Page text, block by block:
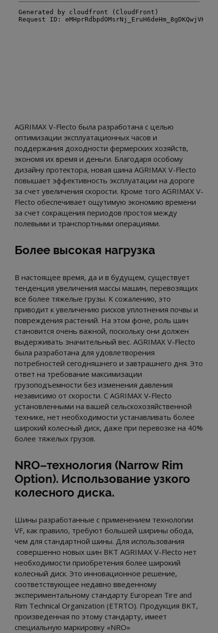
AGRIMAX V-Flecto была разработана с целью
оптимизации эксплуатационных часов и
поддержания доходности фермерских хозяйств,
экономя их время и деньги. Благодаря особому
дизайну протектора, новая шина AGRIMAX V-Flecto
повышает эффективность эксплуатации на дороге
за счет увеличения скорости. Кроме того AGRIMAX V-
Flecto обеспечивает ощутимую экономию времени
за счет сокращения периодов простоя между
полевыми и транспортными операциями.
Более высокая нагрузка
В настоящее время, да и в будущем, существует
тенденция увеличения массы машин, перевозящих
все более тяжелые грузы. К сожалению, это
приводит к увеличению рисков уплотнения почвы и
повреждения растений. На этом фоне, роль шин
становится очень важной, поскольку они должен
выдерживать значительный вес. AGRIMAX V-Flecto
была разработана для удовлетворения
потребностей сегодняшнего и завтрашнего дня. Это
ответ на требование максимизации
грузоподъемности без изменения давления
независимо от скорости. С AGRIMAX V-Flecto
установленными на вашей сельскохозяйственной
технике, нет необходимости устанавливать более
широкий колесный диск, даже при перевозке на 40%
более тяжелых грузов.
NRO–технология (Narrow Rim
Option). Использование узкого
колесного диска.
Шины разработанные с применением технологии
VF, как правило, требуют большей ширины обода,
чем для стандартной шины. Для использования
совершенно новых шин BKT AGRIMAX V-Flecto нет
необходимости приобретения более широкий
колесный диск. Это инновационное решение,
соответствующее недавно введенному
экспериментальному стандарту European Tire and
Rim Technical Organization (ETRTO). Продукция BKT,
произведенная по этому стандарту, имеет
специальную маркировку «NRO»